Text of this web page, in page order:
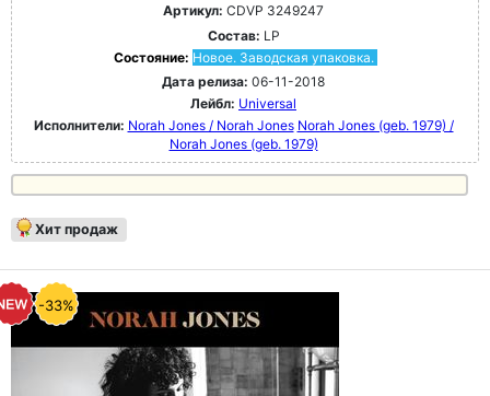
Артикул: CDVP 3249247
Состав: LP
Состояние: Новое. Заводская упаковка.
Дата релиза: 06-11-2018
Лейбл: Universal
Исполнители: Norah Jones / Norah Jones Norah Jones (geb. 1979) /
Norah Jones (geb. 1979)
Хит продаж
-33%